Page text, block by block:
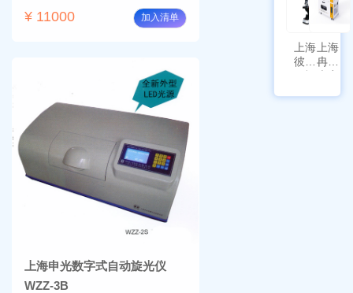
¥ 11000 加入清单
上海申光数字式自动旋光仪
WZZ-3B
上海
彼爱
上海
冉绘